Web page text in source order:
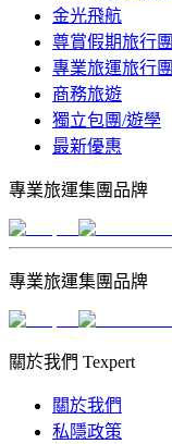
金光飛航
尊賞假期旅行團
專業旅運旅行團
商務旅遊
獨立包團/遊學
最新優惠
專業旅運集團品牌
專業旅運集團品牌
關於我們 Texpert
關於我們
私隱政策